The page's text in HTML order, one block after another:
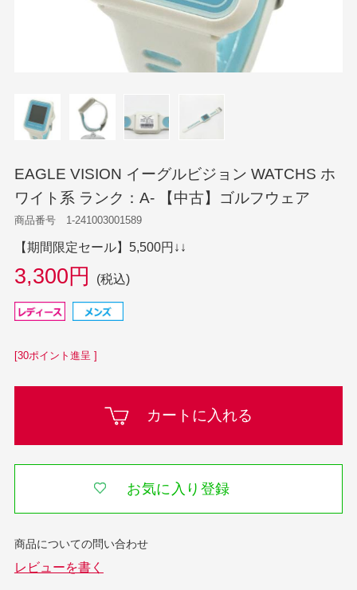
EAGLE VISION イーグルビジョン WATCHS ホ
ワイト系 ランク：A- 【中古】ゴルフウェア
商品番号 1-241003001589
【期間限定セール】5,500円↓↓
3,300円 (税込)
[30ポイント進呈 ]
カートに入れる
お気に入り登録